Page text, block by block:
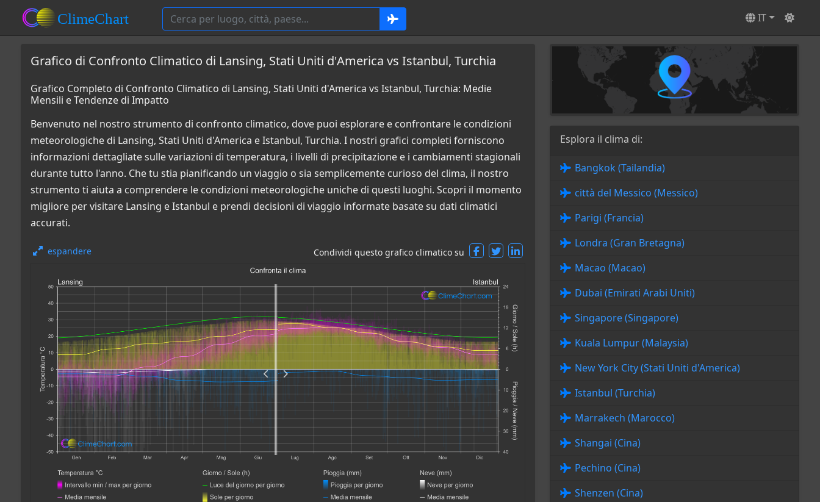
IT
Grafico di Confronto Climatico di Lansing, Stati Uniti d'America vs Istanbul, Turchia
Grafico Completo di Confronto Climatico di Lansing, Stati Uniti d'America vs Istanbul, Turchia: Medie
Mensili e Tendenze di Impatto
Benvenuto nel nostro strumento di confronto climatico, dove puoi esplorare e confrontare le condizioni
meteorologiche di Lansing, Stati Uniti d'America e Istanbul, Turchia. I nostri grafici completi forniscono
informazioni dettagliate sulle variazioni di temperatura, i livelli di precipitazione e i cambiamenti stagionali
durante tutto l'anno. Che tu stia pianificando un viaggio o sia semplicemente curioso del clima, il nostro
strumento ti aiuta a comprendere le condizioni meteorologiche uniche di questi luoghi. Scopri il momento
migliore per visitare Lansing e Istanbul e prendi decisioni di viaggio informate basate su dati climatici
accurati.
espandere Condividi questo grafico climatico su
Esplora il clima di:
Bangkok (Tailandia)
città del Messico (Messico)
Parigi (Francia)
Londra (Gran Bretagna)
Macao (Macao)
Dubai (Emirati Arabi Uniti)
Singapore (Singapore)
Kuala Lumpur (Malaysia)
New York City (Stati Uniti d'America)
Istanbul (Turchia)
Marrakech (Marocco)
Shangai (Cina)
Pechino (Cina)
Shenzen (Cina)